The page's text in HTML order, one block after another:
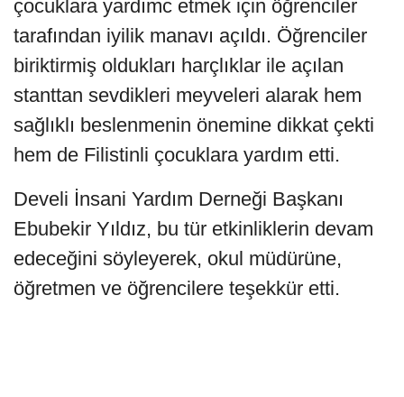
çocuklara yardımc etmek için öğrenciler
tarafından iyilik manavı açıldı. Öğrenciler
biriktirmiş oldukları harçlıklar ile açılan
stanttan sevdikleri meyveleri alarak hem
sağlıklı beslenmenin önemine dikkat çekti
hem de Filistinli çocuklara yardım etti.
Develi İnsani Yardım Derneği Başkanı
Ebubekir Yıldız, bu tür etkinliklerin devam
edeceğini söyleyerek, okul müdürüne,
öğretmen ve öğrencilere teşekkür etti.